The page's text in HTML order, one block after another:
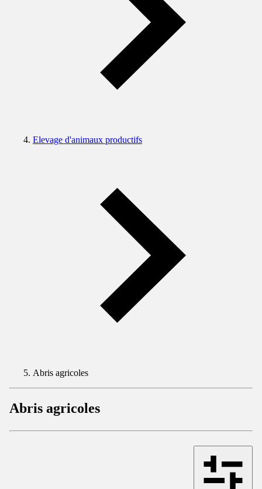
Elevage d'animaux productifs
Abris agricoles
Abris agricoles